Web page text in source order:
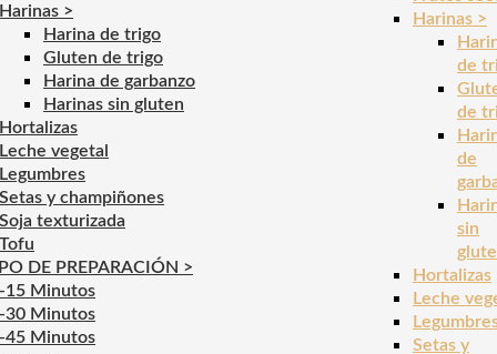
Harinas >
Harina de trigo
Gluten de trigo
Harina de garbanzo
Harinas sin gluten
Hortalizas
Leche vegetal
Legumbres
Setas y champiñones
Soja texturizada
Tofu
DE PREPARACIÓN >
-15 Minutos
-30 Minutos
-45 Minutos
Harinas >
de
de
de
sin
Hortalizas
Leche
Setas y